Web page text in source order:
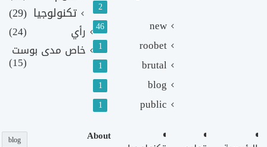
2
new
46
roobet
1
brutal
1
blog
1
public
1
تكنولوجيا (29)
رأي
(24)
خاص مدى بوست
(15)
About
blog